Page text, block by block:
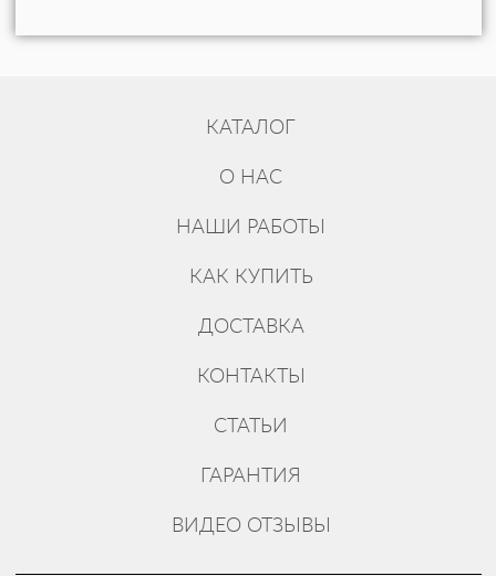
КАТАЛОГ
О НАС
НАШИ РАБОТЫ
КАК КУПИТЬ
ДОСТАВКА
КОНТАКТЫ
СТАТЬИ
ГАРАНТИЯ
ВИДЕО ОТЗЫВЫ